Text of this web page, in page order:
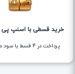
خرید قسطی با اسنپ
پرداخت در 4 قسط با سود صفر درصد